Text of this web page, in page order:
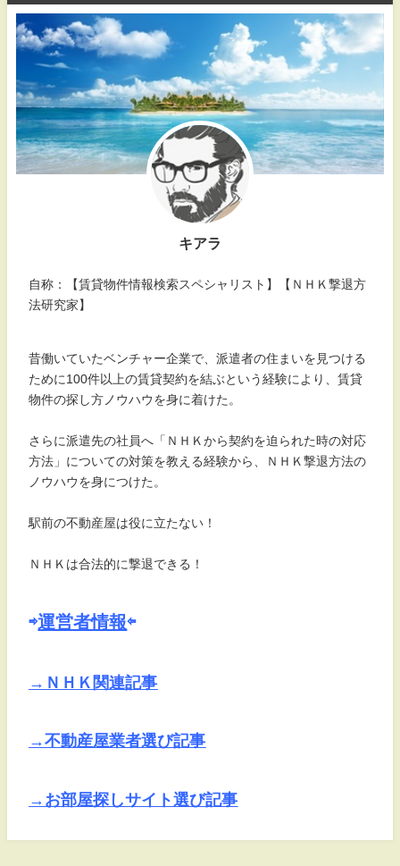
キアラ
自称：【賃貸物件情報検索スペシャリスト】【ＮＨＫ撃退方
法研究家】
昔働いていたベンチャー企業で、派遣者の住まいを見つける
ために100件以上の賃貸契約を結ぶという経験により、賃貸
物件の探し方ノウハウを身に着けた。
さらに派遣先の社員へ「ＮＨＫから契約を迫られた時の対応
方法」についての対策を教える経験から、ＮＨＫ撃退方法の
ノウハウを身につけた。
駅前の不動産屋は役に立たない！
ＮＨＫは合法的に撃退できる！
⇨運営者情報⇦
→ＮＨＫ関連記事
→不動産屋業者選び記事
→お部屋探しサイト選び記事